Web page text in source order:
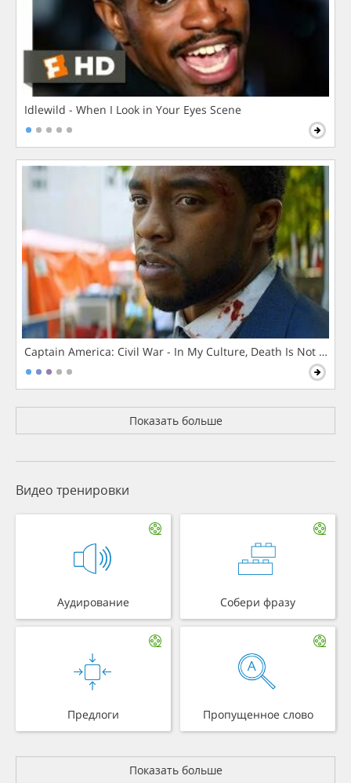
Idlewild - When I Look in Your Eyes Scene
Captain America: Civil War - In My Culture, Death Is Not The
Показать больше
Видео тренировки
Аудирование Собери фразу
Предлоги Пропущенное слово
Показать больше